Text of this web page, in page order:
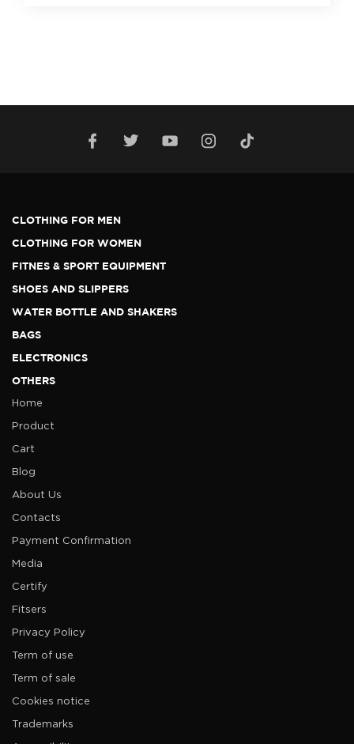
CLOTHING FOR MEN
CLOTHING FOR WOMEN
FITNES & SPORT EQUIPMENT
SHOES AND SLIPPERS
WATER BOTTLE AND SHAKERS
BAGS
ELECTRONICS
OTHERS
Home
Product
Cart
Blog
About Us
Contacts
Payment Confirmation
Media
Certify
Fitsers
Privacy Policy
Term of use
Term of sale
Cookies notice
Trademarks